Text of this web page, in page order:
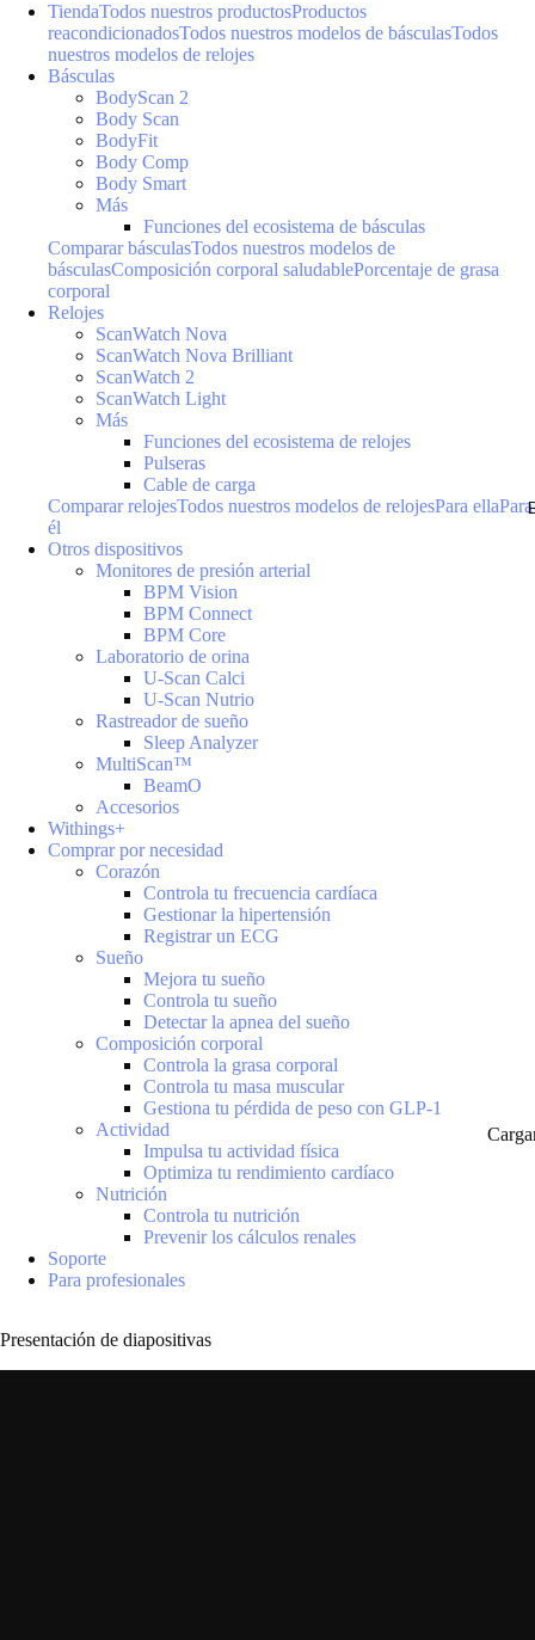
TiendaTodos nuestros productosProductos
reacondicionadosTodos nuestros modelos de básculasTodos
nuestros modelos de relojes
Básculas
BodyScan 2
Body Scan
BodyFit
Body Comp
Body Smart
Más
Funciones del ecosistema de básculas
Comparar básculasTodos nuestros modelos de
básculasComposición corporal saludablePorcentaje de grasa
corporal
Relojes
ScanWatch Nova
ScanWatch Nova Brilliant
ScanWatch 2
ScanWatch Light
Más
Funciones del ecosistema de relojes
Pulseras
Cable de carga
Comparar relojesTodos nuestros modelos de relojesPara ellaPara
él
Otros dispositivos
Monitores de presión arterial
BPM Vision
BPM Connect
BPM Core
Laboratorio de orina
U-Scan Calci
U-Scan Nutrio
Rastreador de sueño
Sleep Analyzer
MultiScan™
BeamO
Accesorios
Withings+
Comprar por necesidad
Corazón
Controla tu frecuencia cardíaca
Gestionar la hipertensión
Registrar un ECG
Sueño
Mejora tu sueño
Controla tu sueño
Detectar la apnea del sueño
Composición corporal
Controla la grasa corporal
Controla tu masa muscular
Gestiona tu pérdida de peso con GLP-1
Actividad
Impulsa tu actividad física
Optimiza tu rendimiento cardíaco
Nutrición
Controla tu nutrición
Prevenir los cálculos renales
Soporte
Para profesionales
Presentación de diapositivas